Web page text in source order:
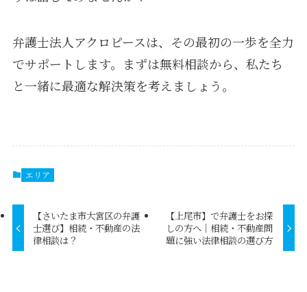
弁護士法人アクロピースは、その最初の一歩を全力
でサポートします。まずは無料相談から、私たち
と一緒に最適な解決策を考えましょう。
エリア
【さいたま市大宮区の弁護
士選び】相続・不動産の法
律相談は？
【上尾市】で弁護士をお探
しの方へ｜相続・不動産問
題に強い法律相談の選び方